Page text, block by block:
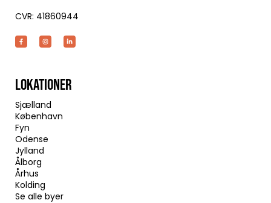
CVR: 41860944
LOKATIONER
Sjælland
København
Fyn
Odense
Jylland
Ålborg
Århus
Kolding
Se alle byer